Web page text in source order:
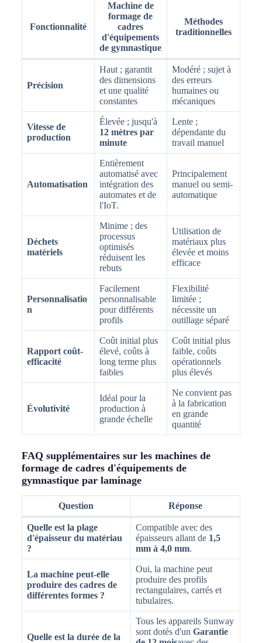
Fonctionnalité
Machine de
formage de
cadres
d'équipements
de gymnastique
Méthodes
traditionnelles
Précision
Haut ; garantit
des dimensions
et une qualité
constantes
Modéré ; sujet à
des erreurs
humaines ou
mécaniques
Vitesse de
production
Élevée ; jusqu'à
12 mètres par
minute
Lente ;
dépendante du
travail manuel
Automatisation
Entièrement
automatisé avec
intégration des
automates et de
l'IoT.
Principalement
manuel ou semi-
automatique
Déchets
matériels
Minime ; des
processus
optimisés
réduisent les
rebuts
Utilisation de
matériaux plus
élevée et moins
efficace
Personnalisatio
n
Facilement
personnalisable
pour différents
profils
Flexibilité
limitée ;
nécessite un
outillage séparé
Rapport coût-
efficacité
Coût initial plus
élevé, coûts à
long terme plus
faibles
Coût initial plus
faible, coûts
opérationnels
plus élevés
Évolutivité
Idéal pour la
production à
grande échelle
Ne convient pas
à la fabrication
en grande
quantité
FAQ supplémentaires sur les machines de
formage de cadres d'équipements de
gymnastique par laminage
Question Réponse
Quelle est la plage
d'épaisseur du matériau
?
Compatible avec des
épaisseurs allant de 1,5
mm à 4,0 mm.
La machine peut-elle
produire des cadres de
différentes formes ?
Oui, la machine peut
produire des profils
rectangulaires, carrés et
tubulaires.
Quelle est la durée de la
Tous les appareils Sunway
sont dotés d'un Garantie